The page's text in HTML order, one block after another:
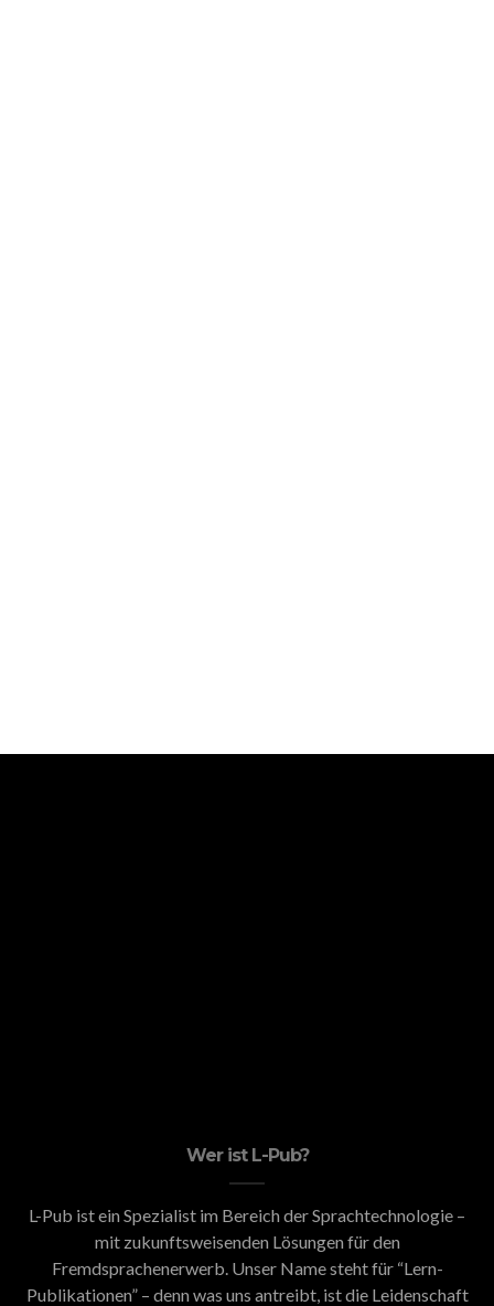
Wer ist L-Pub?
L-Pub ist ein Spezialist im Bereich der Sprachtechnologie –
mit zukunftsweisenden Lösungen für den
Fremdsprachenerwerb. Unser Name steht für “Lern-
Publikationen” – denn was uns antreibt, ist die Leidenschaft